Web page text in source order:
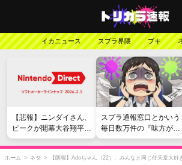
イカニュース スプラ界隈 ブキ
【悲報】ニンダイさん、
ピークが開幕大谷翔平の
がっかりダイレクトだっ
たと言われてしまう
スプラ通報窓口とかいう
毎日数万件の『味方が弱
い』愚痴を読まされる苦
行
ホーム > ネタ > 【朗報】Adoちゃん（22）、みんなと同じ任天堂大好